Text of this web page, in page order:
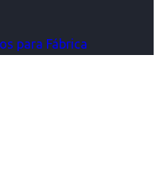
para Fábrica